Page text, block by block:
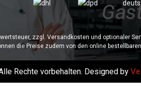
zzgl. Versandkosten und optionaler
die Preise zudem von den online
Rechte vorbehalten. Designed by